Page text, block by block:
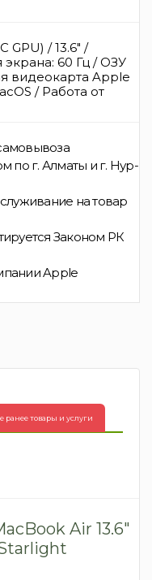
GPU) / 13.6" /
экрана: 60 Гц / ОЗУ
видеокарта Apple
/ Работа от
по г. Алматы и г. Нур-
на товар
Законом РК
Apple
товары и услуги
Air 13.6″